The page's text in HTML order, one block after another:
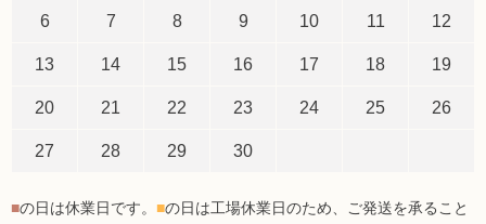
6 7 8 9 10 11 12
13 14 15 16 17 18 19
20 21 22 23 24 25 26
27 28 29 30
■の日は休業日です。 ■の日は工場休業日のため、ご発送を承ること